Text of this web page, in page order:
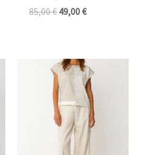
85,00€49,00€
El
precio
original
era:
49,00 €.
El
precio
actual
es:
32,00 €.